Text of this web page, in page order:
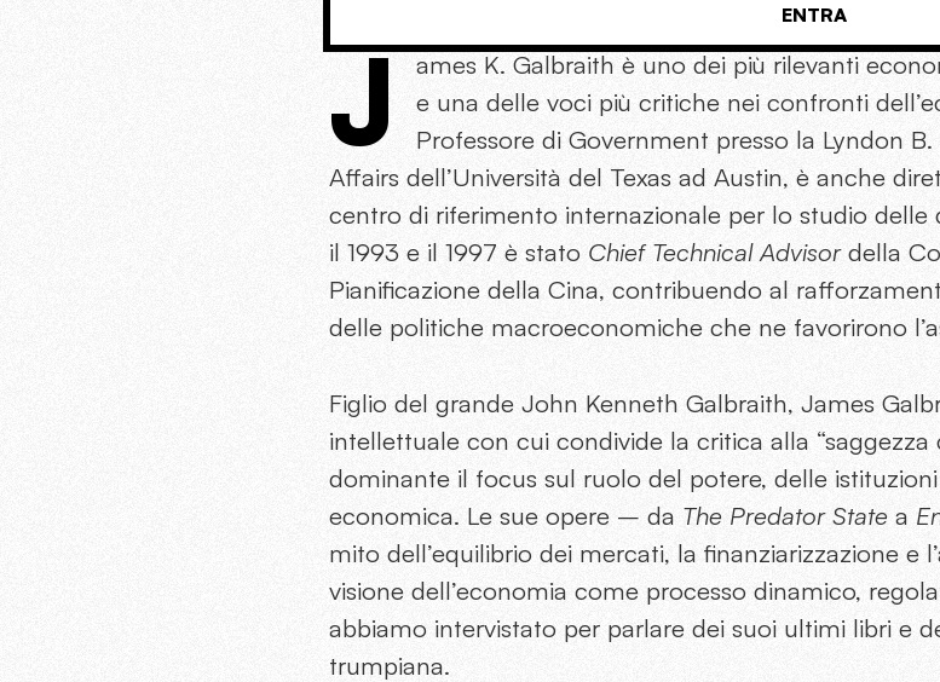
ENTRA
J
ames K. Galbraith è uno dei più rilevanti
e una delle voci più critiche nei confronti
Professore di Government presso la Lyndon
Affairs dell’Università del Texas ad Austin, è anche
centro di riferimento internazionale per lo studio delle
il 1993 e il 1997 è stato Chief Technical Advisordella
Pianificazione della Cina, contribuendo al
delle politiche macroeconomiche che ne favorirono
Figlio del grande John Kenneth Galbraith, James
intellettuale con cui condivide la critica alla “saggezza
dominante il focus sul ruolo del potere, delle istituzioni
economica. Le sue opere – da The Predator State a
mito dell’equilibrio dei mercati, la finanziarizzazione e
visione dell’economia come processo dinamico,
abbiamo intervistato per parlare dei suoi ultimi libri e
trumpiana.